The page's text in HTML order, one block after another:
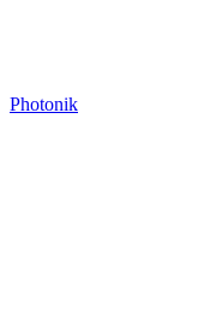
Photonik